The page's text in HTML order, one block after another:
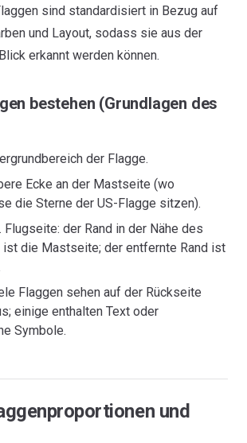
sind standardisiert in Bezug auf
und Layout, sodass sie aus der
erkannt werden können.
bestehen (Grundlagen des
der Flagge.
Ecke an der Mastseite (wo
die Sterne der US-Flagge sitzen).
der Rand in der Nähe des
ist die Mastseite; der entfernte Rand ist
Flaggen sehen auf der Rückseite
einige enthalten Text oder
Symbole.
und